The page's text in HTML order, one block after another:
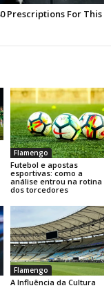
Flamengo
Futebol e apostas
esportivas: como a
análise entrou na rotina
dos torcedores
Flamengo
A Influência da Cultura